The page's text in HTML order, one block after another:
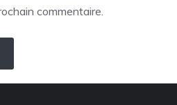
commentaire.